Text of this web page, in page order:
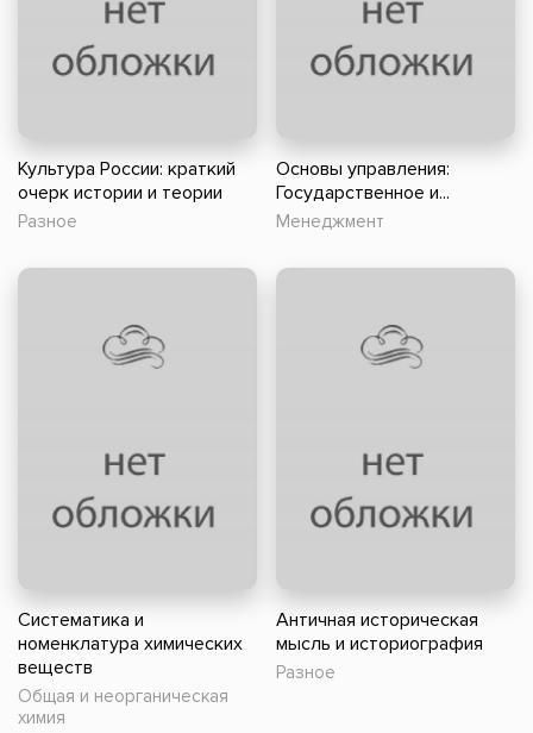
Культура России: краткий
очерк истории и теории
Разное
Основы управления:
Государственное и...
Менеджмент
Систематика и
номенклатура химических
веществ
Общая и неорганическая
химия
Античная историческая
мысль и историография
Разное